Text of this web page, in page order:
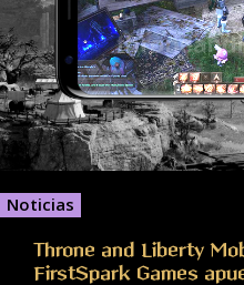
Noticias
Throne and Liberty
FirstSpark Games